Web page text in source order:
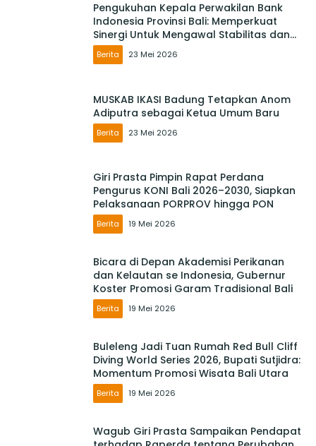
Pengukuhan Kepala Perwakilan Bank
Indonesia Provinsi Bali: Memperkuat
Sinergi Untuk Mengawal Stabilitas dan
Mendorong Pertumbuhan Ekonomi Bali
Berita 23 Mei 2026
MUSKAB IKASI Badung Tetapkan Anom
Adiputra sebagai Ketua Umum Baru
Berita 23 Mei 2026
Giri Prasta Pimpin Rapat Perdana
Pengurus KONI Bali 2026–2030, Siapkan
Pelaksanaan PORPROV hingga PON
Berita 19 Mei 2026
Bicara di Depan Akademisi Perikanan
dan Kelautan se Indonesia, Gubernur
Koster Promosi Garam Tradisional Bali
Berita 19 Mei 2026
Buleleng Jadi Tuan Rumah Red Bull Cliff
Diving World Series 2026, Bupati Sutjidra:
Momentum Promosi Wisata Bali Utara
Berita 19 Mei 2026
Wagub Giri Prasta Sampaikan Pendapat